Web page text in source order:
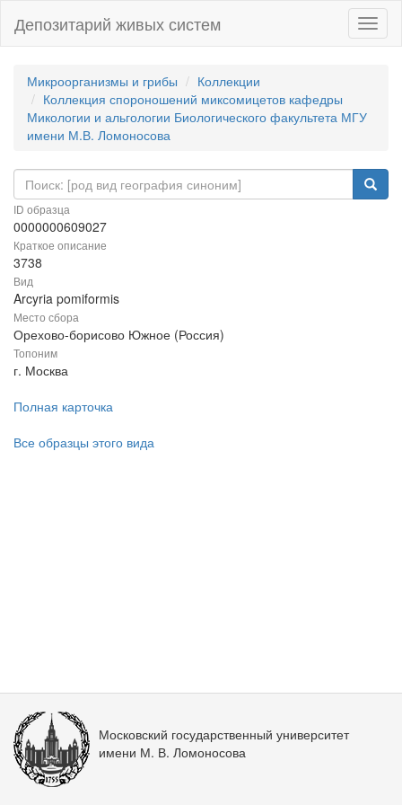
Депозитарий живых систем
Микроорганизмы и грибы
Коллекции
Коллекция спороношений миксомицетов кафедры
Микологии и альгологии Биологического факультета МГУ
имени М.В. Ломоносова
ID образца
0000000609027
Краткое описание
3738
Вид
Arcyria pomiformis
Место сбора
Орехово-борисово Южное (Россия)
Топоним
г. Москва
Полная карточка
Все образцы этого вида
Московский государственный университет
имени М. В. Ломоносова